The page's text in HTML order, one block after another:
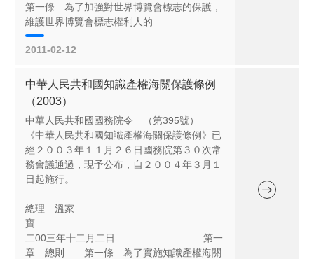
第一條 為了加強對世界博覽會標志的保護，
維護世界博覽會標志權利人的
2011-02-12
中華人民共和國知識產權海關保護條例
（2003）
中華人民共和國國務院令 （第395號）
《中華人民共和國知識產權海關保護條例》已
經２００３年１１月２６日國務院第３０次常
務會議通過，現予公布，自２００４年３月１
日起施行。
總理 溫家
寶
二00三年十二月二日 第一
章 總則 第一條 為了實施知識產權海關